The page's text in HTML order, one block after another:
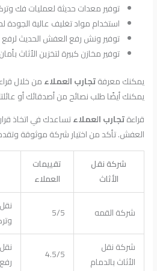
توفير معدات حديثة لعمليات فك
استخدام مواد تغليف عالية الجودة
توفير ونش رفع العفش الحديث لرفع
توفير مخازن كبيرة لتخزين الأثاث
يمكنك معرفةتجارب العملاءمن خلال
يمكنك أيضًا طلب نصائح من أصدقائك أو
قراءةتجارب العملاءتساعدك في اتخاذ
العفش. تأكد من اختيار شركة موثوقة
شركة نقل
الأثاث
تقييمات
العملاء
شركة القمه 5/5
شركة نقل
الأثاث بالدمام
4.5/5